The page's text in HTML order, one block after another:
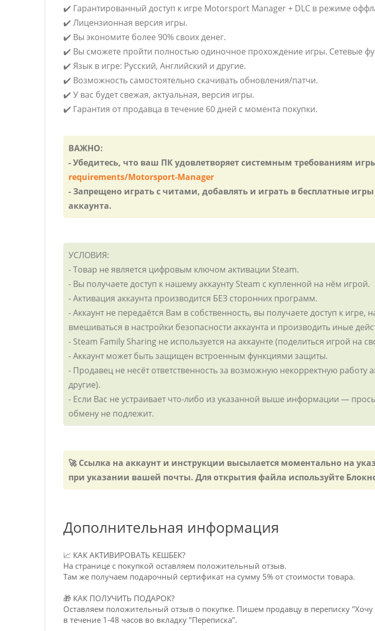
✔️ Гарантированный доступ к игре Motorsport Manager + DLC в режиме
✔️ Лицензионная версия игры.
✔️ Вы экономите более 90% своих денег.
✔️ Вы сможете пройти полностью одиночное прохождение игры. Сетевые
✔️ Язык в игре: Русский, Английский и другие.
✔️ Возможность самостоятельно скачивать обновления/патчи.
✔️ У вас будет свежая, актуальная, версия игры.
✔️ Гарантия от продавца в течение 60 дней с момента покупки.
ВАЖНО:
- Убедитесь, что ваш ПК удовлетворяет системным требованиям
requirements/Motorsport-Manager
- Запрещено играть с читами, добавлять и играть в бесплатные
аккаунта.
УСЛОВИЯ:
- Товар не является цифровым ключом активации Steam.
- Вы получаете доступ к нашему аккаунту Steam с купленной на нём игрой.
- Активация аккаунта производится БЕЗ сторонних программ.
- Аккаунт не передаётся Вам в собственность, вы получаете доступ к
вмешиваться в настройки безопасности аккаунта и производить иные
- Steam Family Sharing не используется на аккаунте (поделиться игрой на
- Аккаунт может быть защищен встроенным функциями защиты.
- Продавец не несёт ответственность за возможную некорректную работу
другие).
- Если Вас не устраивает что-либо из указанной выше информации —
обмену не подлежит.
🚀 Ссылка на аккаунт и инструкции высылается моментально на
при указании вашей почты. Для открытия файла используйте
Дополнительная информация
📈 КАК АКТИВИРОВАТЬ КЕШБЕК?
На странице с покупкой оставляем положительный отзыв.
Там же получаем подарочный сертификат на сумму 5% от стоимости товара.
🎁 КАК ПОЛУЧИТЬ ПОДАРОК?
Оставляем положительный отзыв о покупке. Пишем продавцу в переписку
в течение 1-48 часов во вкладку "Переписка".